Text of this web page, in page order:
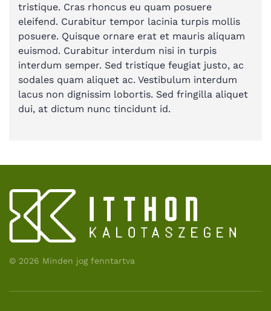
tristique. Cras rhoncus eu quam posuere
eleifend. Curabitur tempor lacinia turpis mollis
posuere. Quisque ornare erat et mauris aliquam
euismod. Curabitur interdum nisi in turpis
interdum semper. Sed tristique feugiat justo, ac
sodales quam aliquet ac. Vestibulum interdum
lacus non dignissim lobortis. Sed fringilla aliquet
dui, at dictum nunc tincidunt id.
© 2026 Minden jog fenntartva